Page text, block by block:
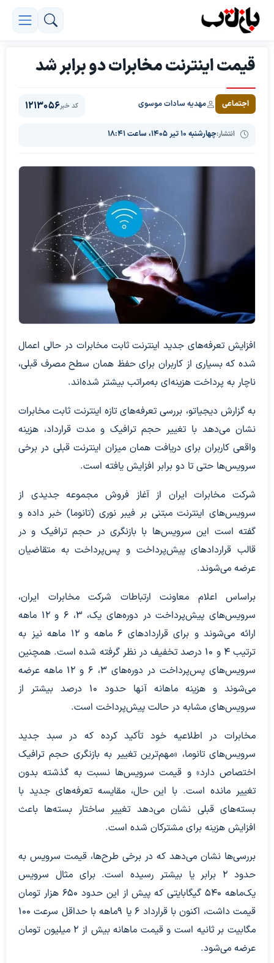
قیمت اینترنت مخابرات دو برابر شد
اجتماعی مهدیه سادات موسوی
انتشار:چهارشنبه ۱۰ تیر ۱۴۰۵، ساعت ۱۸:۴۱
کد خبر1213056
افزایش تعرفه‌های جدید اینترنت ثابت مخابرات در حالی اعمال
شده که بسیاری از کاربران برای حفظ همان سطح مصرف قبلی،
ناچار به پرداخت هزینه‌ای به‌مراتب بیشتر شده‌اند.
به گزارش دیجیاتو، بررسی تعرفه‌های تازه اینترنت ثابت مخابرات
نشان می‌دهد با تغییر حجم ترافیک و مدت قرارداد، هزینه
واقعی کاربران برای دریافت همان میزان اینترنت قبلی در برخی
سرویس‌ها حتی تا دو برابر افزایش یافته است.
شرکت مخابرات ایران از آغاز فروش مجموعه جدیدی از
سرویس‌های اینترنت مبتنی بر فیبر نوری (تانوما) خبر داده و
گفته است این سرویس‌ها با بازنگری در حجم ترافیک و در
قالب قرارداد‌های پیش‌پرداخت و پس‌پرداخت به متقاضیان
عرضه می‌شوند.
براساس اعلام معاونت ارتباطات شرکت مخابرات ایران،
سرویس‌های پیش‌پرداخت در دوره‌های یک، ۳، ۶ و ۱۲ ماهه
ارائه می‌شوند و برای قرارداد‌های ۶ ماهه و ۱۲ ماهه نیز به
ترتیب ۴ و ۱۰ درصد تخفیف در نظر گرفته شده است. همچنین
سرویس‌های پس‌پرداخت در دوره‌های ۳، ۶ و ۱۲ ماهه عرضه
می‌شوند و هزینه ماهانه آنها حدود ۱۰ درصد بیشتر از
سرویس‌های مشابه در حالت پیش‌پرداخت است.
مخابرات در اطلاعیه خود تأکید کرده که در سبد جدید
سرویس‌های تانوما، «مهم‌ترین تغییر به بازنگری حجم ترافیک
اختصاص دارد» و قیمت سرویس‌ها نسبت به گذشته بدون
تغییر مانده است. با این حال، مقایسه تعرفه‌های جدید با
بسته‌های قبلی نشان می‌دهد تغییر ساختار بسته‌ها باعث
افزایش هزینه برای مشترکان شده است.
بررسی‌ها نشان می‌دهد که در برخی طرح‌ها، قیمت سرویس به
حدود ۲ برابر یا بیشتر رسیده است. برای مثال سرویس
یک‌ماهه ۵۴۰ گیگابایتی که پیش از این حدود ۶۵۰ هزار تومان
قیمت داشت، اکنون با قرارداد ۶ یا ۹ماهه با حداقل سرعت ۱۰۰
مگابیت بر ثانیه است و قیمت ماهانه بیش از ۲ میلیون تومان
عرضه می‌شود.